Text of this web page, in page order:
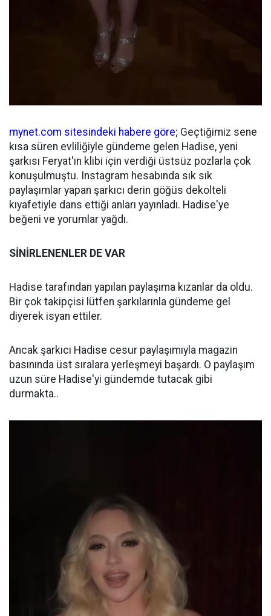
mynet.com sitesindeki habere göre; Geçtiğimiz sene
kısa süren evliliğiyle gündeme gelen Hadise, yeni
şarkısı Feryat'ın klibi için verdiği üstsüz pozlarla çok
konuşulmuştu. Instagram hesabında sık sık
paylaşımlar yapan şarkıcı derin göğüs dekolteli
kıyafetiyle dans ettiği anları yayınladı. Hadise'ye
beğeni ve yorumlar yağdı.
SİNİRLENENLER DE VAR
Hadise tarafından yapılan paylaşıma kızanlar da oldu.
Bir çok takipçisi lütfen şarkılarınla gündeme gel
diyerek isyan ettiler.
Ancak şarkıcı Hadise cesur paylaşımıyla magazin
basınında üst sıralara yerleşmeyi başardı. O paylaşım
uzun süre Hadise'yi gündemde tutacak gibi
durmakta..